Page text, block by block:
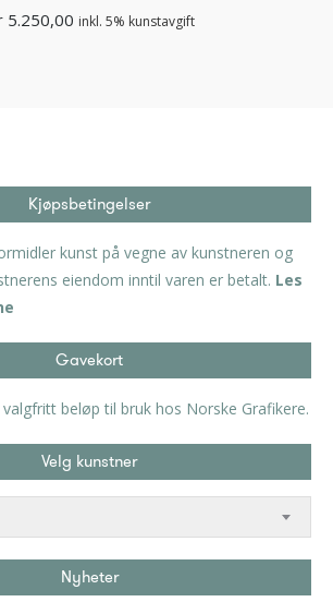
5.250,00 inkl. 5% kunstavgift
Kjøpsbetingelser
kunst på vegne av kunstneren og
eiendom inntil varen er betalt. Les
Gavekort
beløp til bruk hos Norske Grafikere.
Velg kunstner
Nyheter